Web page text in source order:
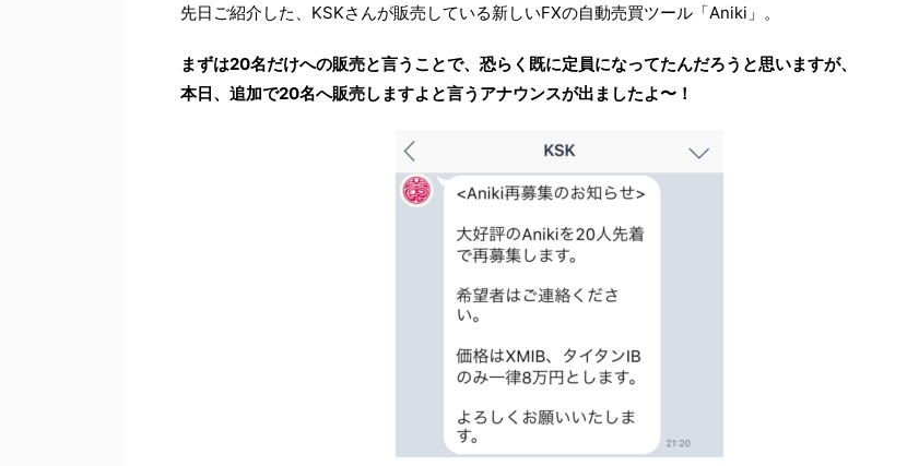
先日ご紹介した、KSKさんが販売している新しいFXの自動売買ツール「Aniki」。
まずは20名だけへの販売と言うことで、恐らく既に定員になってたんだろうと思いますが、
本日、追加で20名へ販売しますよと言うアナウンスが出ましたよ〜！